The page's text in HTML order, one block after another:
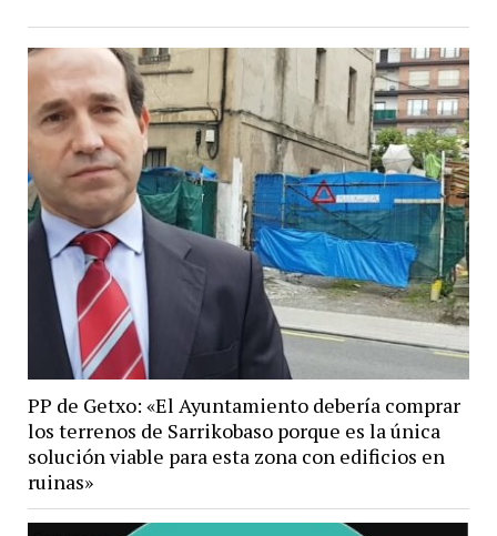
PP de Getxo: «El Ayuntamiento debería comprar
los terrenos de Sarrikobaso porque es la única
solución viable para esta zona con edificios en
ruinas»